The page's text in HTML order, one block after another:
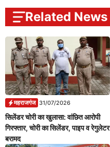
Related News
महराजगंज 31/07/2026
सिलेंडर चोरी का खुलासा: वांछित आरोपी
गिरफ्तार, चोरी का सिलेंडर, पाइप व रेगुलेटर
बरामद